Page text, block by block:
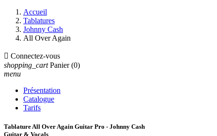
Accueil
Tablatures
Johnny Cash
All Over Again
 Connectez-vous
shopping_cart Panier (0)
menu
Présentation
Catalogue
Tarifs
Tablature All Over Again Guitar Pro - Johnny Cash
Guitar & Vocals